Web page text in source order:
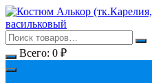
Перейти
к
содержимому
Всего: 0 ₽